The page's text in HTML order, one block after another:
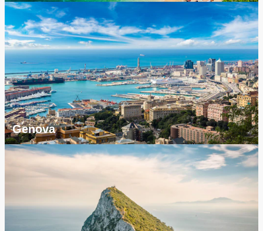
Genova